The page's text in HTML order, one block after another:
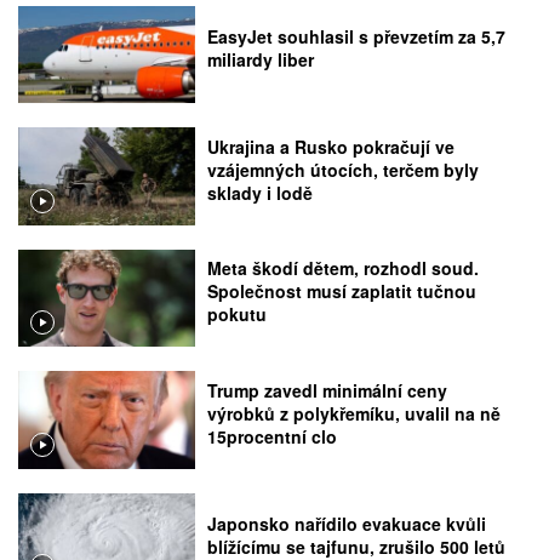
EasyJet souhlasil s převzetím za 5,7
miliardy liber
Ukrajina a Rusko pokračují ve
vzájemných útocích, terčem byly
sklady i lodě
Meta škodí dětem, rozhodl soud.
Společnost musí zaplatit tučnou
pokutu
Trump zavedl minimální ceny
výrobků z polykřemíku, uvalil na ně
15procentní clo
Japonsko nařídilo evakuace kvůli
blížícímu se tajfunu, zrušilo 500 letů